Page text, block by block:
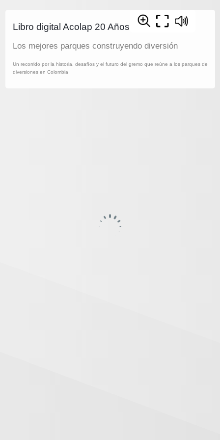
Libro digital Acolap 20 Años
Los mejores parques construyendo diversión
Un recorrido por la historia, desafíos y el futuro del gremo que reúne a los parques de
diversiones en Colombia